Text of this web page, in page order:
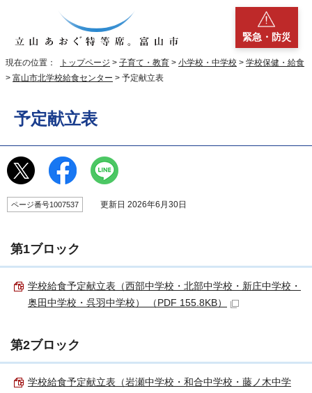
緊急・防災
現在の位置： トップページ > 子育て・教育 > 小学校・中学校 > 学校保健・給食
> 富山市北学校給食センター > 予定献立表
予定献立表
ページ番号1007537 更新日 2026年6月30日
第1ブロック
学校給食予定献立表（西部中学校・北部中学校・新庄中学校・
奥田中学校・呉羽中学校） （PDF 155.8KB）
第2ブロック
学校給食予定献立表（岩瀬中学校・和合中学校・藤ノ木中学